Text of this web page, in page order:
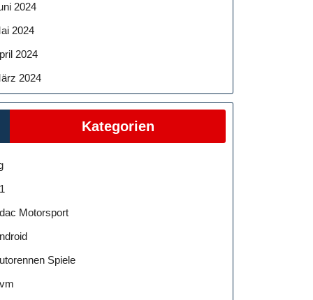
2024
2024
2024
2024
Kategorien
Motorsport
Spiele